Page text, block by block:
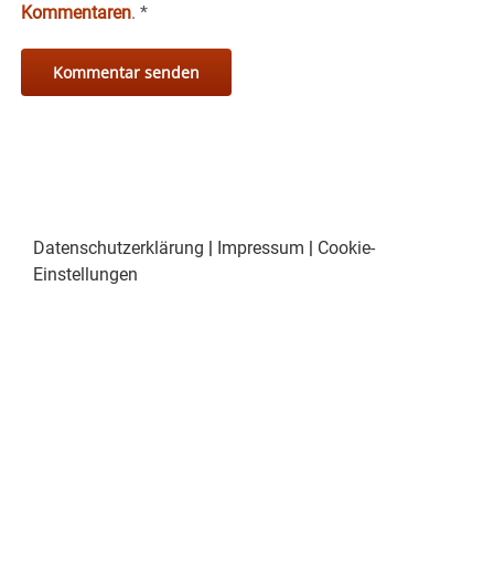
Kommentaren. *
Datenschutzerklärung | Impressum | Cookie-
Einstellungen